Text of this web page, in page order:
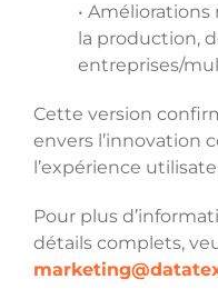
•
la production,
entreprises/
Cette version
envers l’innovation
l’expérience
Pour plus
détails complets,